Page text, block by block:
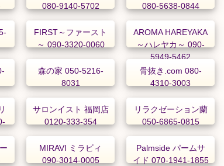
080-9140-5702
080-5638-0844
FIRST～ファースト
～ 090-3320-0060
AROMA HAREYAKA
～ハレヤカ～ 090-
5949-5462
森の家 050-5216-
8031
骨抜き.com 080-
4310-3003
サロンイスト 福岡店
0120-333-354
リラクゼーション蘭
050-6865-0815
MIRAVI ミラビィ
090-3014-0005
Palmside パームサ
イド 070-1941-1855